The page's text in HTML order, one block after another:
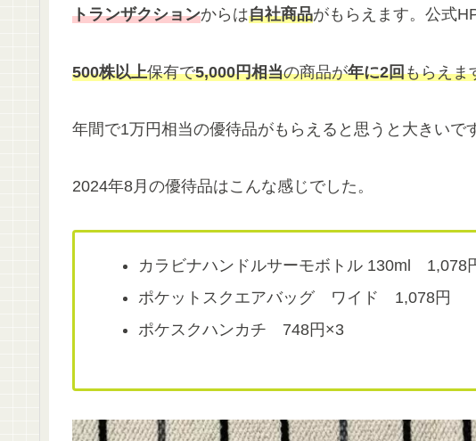
トランザクションからは自社商品がもらえます。公式
500株以上保有で5,000円相当の商品が年に2回もらえま
年間で1万円相当の優待品がもらえると思うと大きいで
2024年8月の優待品はこんな感じでした。
カラビナハンドルサーモボトル 130ml 1,078
ポケットスクエアバッグ ワイド 1,078円
ポケスクハンカチ 748円×3